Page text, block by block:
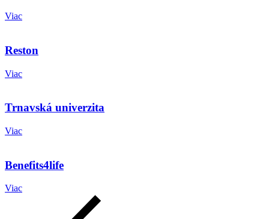
Viac
Reston
Viac
Trnavská univerzita
Viac
Benefits4life
Viac